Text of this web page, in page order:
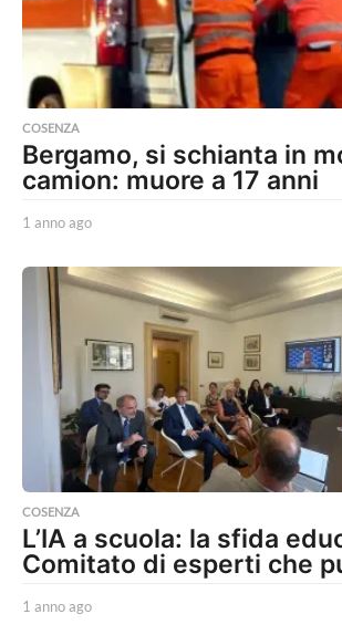
COSENZA
Bergamo, si schianta in
camion: muore a 17 anni
1 anno ago
n
n
g
o
COSENZA
L’IA a scuola: la sfida
Comitato di esperti che
1 anno ago